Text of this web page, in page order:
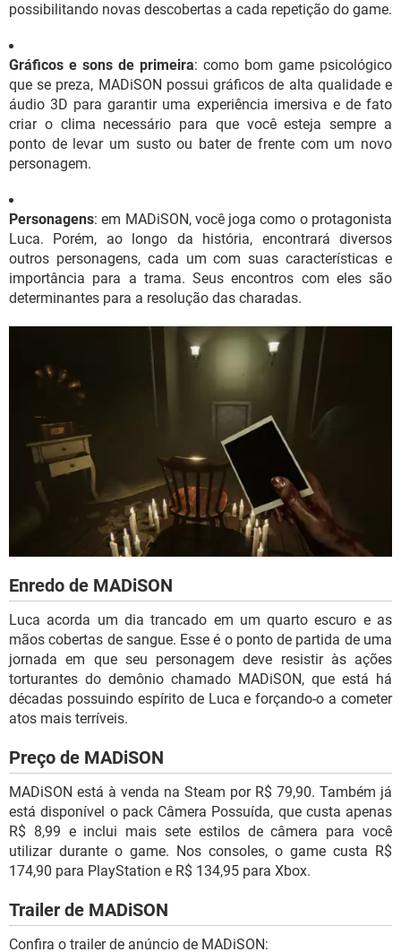
possibilitando novas descobertas a cada repetição do game.
Gráficos e sons de primeira: como bom game psicológico
que se preza, MADiSON possui gráficos de alta qualidade e
áudio 3D para garantir uma experiência imersiva e de fato
criar o clima necessário para que você esteja sempre a
ponto de levar um susto ou bater de frente com um novo
personagem.
Personagens: em MADiSON, você joga como o protagonista
Luca. Porém, ao longo da história, encontrará diversos
outros personagens, cada um com suas características e
importância para a trama. Seus encontros com eles são
determinantes para a resolução das charadas.
Enredo de MADiSON
Luca acorda um dia trancado em um quarto escuro e as
mãos cobertas de sangue. Esse é o ponto de partida de uma
jornada em que seu personagem deve resistir às ações
torturantes do demônio chamado MADiSON, que está há
décadas possuindo espírito de Luca e forçando-o a cometer
atos mais terríveis.
Preço de MADiSON
MADiSON está à venda na Steam por R$ 79,90. Também já
está disponível o pack Câmera Possuída, que custa apenas
R$ 8,99 e inclui mais sete estilos de câmera para você
utilizar durante o game. Nos consoles, o game custa R$
174,90 para PlayStation e R$ 134,95 para Xbox.
Trailer de MADiSON
Confira o trailer de anúncio de MADiSON: